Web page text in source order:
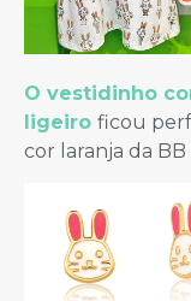
O vestidinho
ligeiro ficou
cor laranja da BB